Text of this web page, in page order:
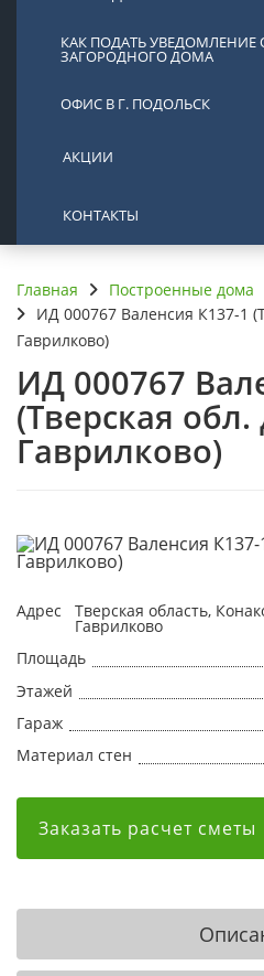
КАК ПОДАТЬ УВЕДОМЛЕНИЕ
ЗАГОРОДНОГО ДОМА
ОФИС В Г. ПОДОЛЬСК
АКЦИИ
КОНТАКТЫ
Главная Построенные дома
ИД 000767 Валенсия К137-1
Гаврилково)
ИД 000767
(Тверская обл.
Гаврилково)
Адрес Тверская область,
Гаврилково
Площадь
Этажей
Гараж
Материал стен
Заказать расчет сметы